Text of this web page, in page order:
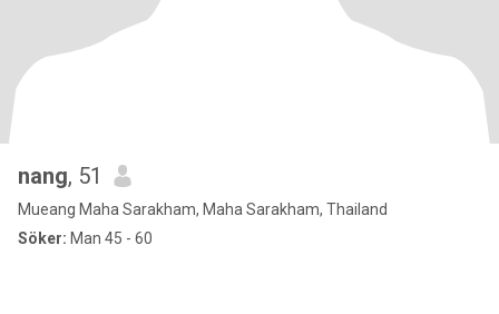
nang, 51
Mueang Maha Sarakham, Maha Sarakham, Thailand
Söker: Man 45 - 60